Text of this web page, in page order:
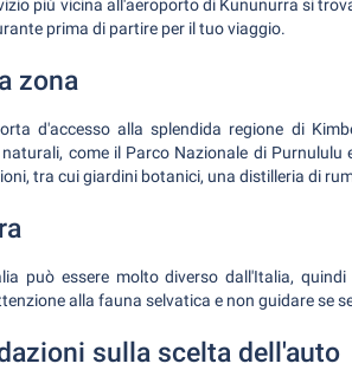
più vicina all'aeroporto di Kununurra si
prima di partire per il tuo viaggio.
zona
d'accesso alla splendida regione di
naturali, come il Parco Nazionale di
tra cui giardini botanici, una distilleria di
può essere molto diverso dall'Italia,
alla fauna selvatica e non guidare se
sulla scelta dell'auto